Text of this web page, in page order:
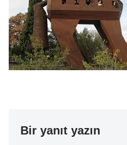
Bir yanıt yazın